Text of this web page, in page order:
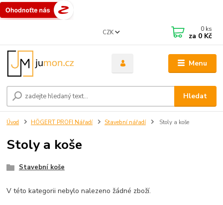
Menu
CZK
Hledat
0 ks
za 0 Kč
Úvod HÖGERT PROFI Nářadí Stavební nářadí Stoly a koše
Stoly a koše
Stavební koše
V této kategorii nebylo nalezeno žádné zboží.